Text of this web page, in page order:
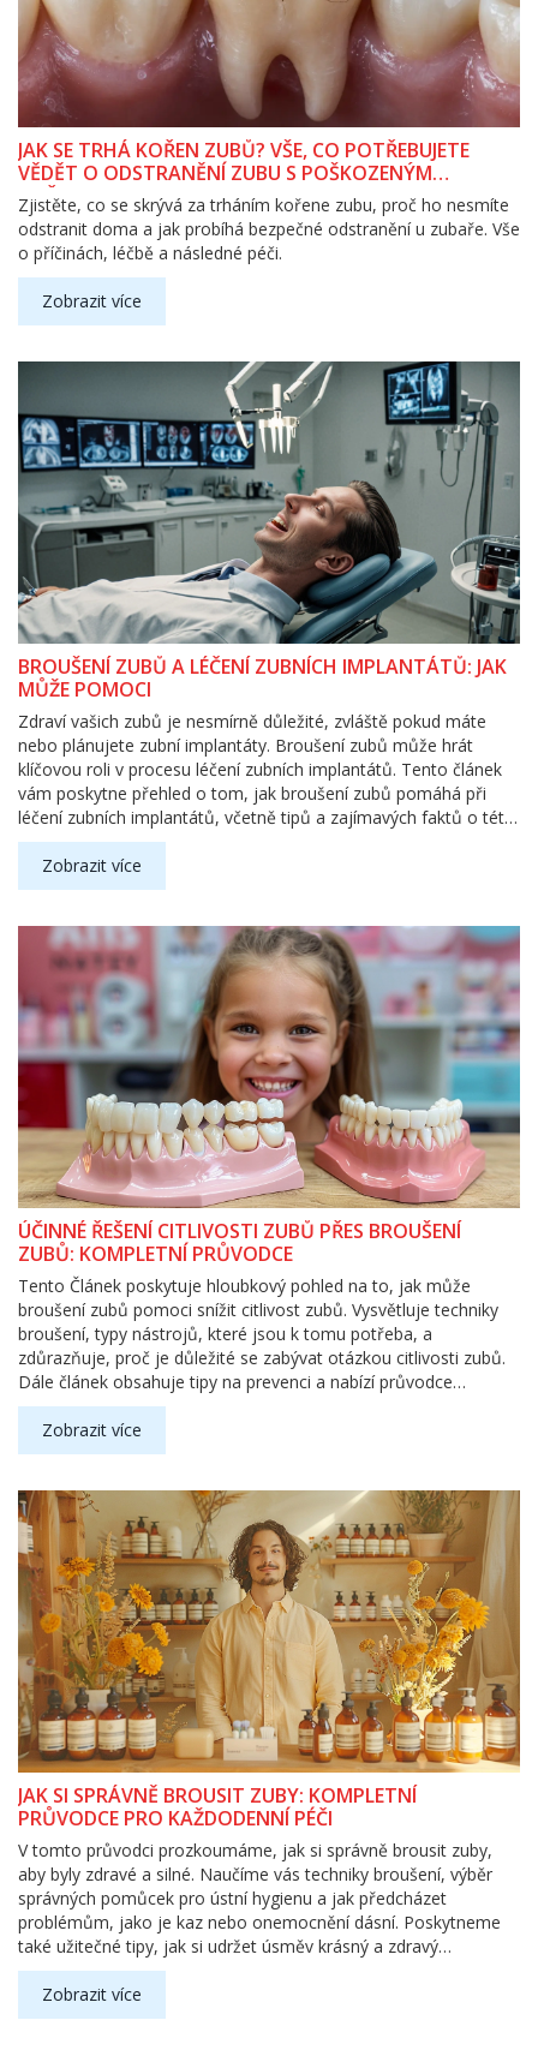
JAK SE TRHÁ KOŘEN ZUBŮ? VŠE, CO POTŘEBUJETE
VĚDĚT O ODSTRANĚNÍ ZUBU S POŠKOZENÝM
KOŘENEM
Zjistěte, co se skrývá za trháním kořene zubu, proč ho nesmíte
odstranit doma a jak probíhá bezpečné odstranění u zubaře. Vše
o příčinách, léčbě a následné péči.
Zobrazit více
BROUŠENÍ ZUBŮ A LÉČENÍ ZUBNÍCH IMPLANTÁTŮ: JAK
MŮŽE POMOCI
Zdraví vašich zubů je nesmírně důležité, zvláště pokud máte
nebo plánujete zubní implantáty. Broušení zubů může hrát
klíčovou roli v procesu léčení zubních implantátů. Tento článek
vám poskytne přehled o tom, jak broušení zubů pomáhá při
léčení zubních implantátů, včetně tipů a zajímavých faktů o této
zubařské technice.
Zobrazit více
ÚČINNÉ ŘEŠENÍ CITLIVOSTI ZUBŮ PŘES BROUŠENÍ
ZUBŮ: KOMPLETNÍ PRŮVODCE
Tento Článek poskytuje hloubkový pohled na to, jak může
broušení zubů pomoci snížit citlivost zubů. Vysvětluje techniky
broušení, typy nástrojů, které jsou k tomu potřeba, a
zdůrazňuje, proč je důležité se zabývat otázkou citlivosti zubů.
Dále článek obsahuje tipy na prevenci a nabízí průvodce
postupem domácí péče o citlivé zuby.
Zobrazit více
JAK SI SPRÁVNĚ BROUSIT ZUBY: KOMPLETNÍ
PRŮVODCE PRO KAŽDODENNÍ PÉČI
V tomto průvodci prozkoumáme, jak si správně brousit zuby,
aby byly zdravé a silné. Naučíme vás techniky broušení, výběr
správných pomůcek pro ústní hygienu a jak předcházet
problémům, jako je kaz nebo onemocnění dásní. Poskytneme
také užitečné tipy, jak si udržet úsměv krásný a zdravý
dlouhodobě.
Zobrazit více